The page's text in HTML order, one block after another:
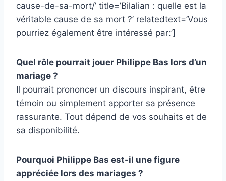
cause-de-sa-mort/’ title=’Bilalian : quelle est la
véritable cause de sa mort ?’ relatedtext=’Vous
pourriez également être intéressé par:’]
Quel rôle pourrait jouer Philippe Bas lors d’un
mariage ?
Il pourrait prononcer un discours inspirant, être
témoin ou simplement apporter sa présence
rassurante. Tout dépend de vos souhaits et de
sa disponibilité.
Pourquoi Philippe Bas est-il une figure
appréciée lors des mariages ?